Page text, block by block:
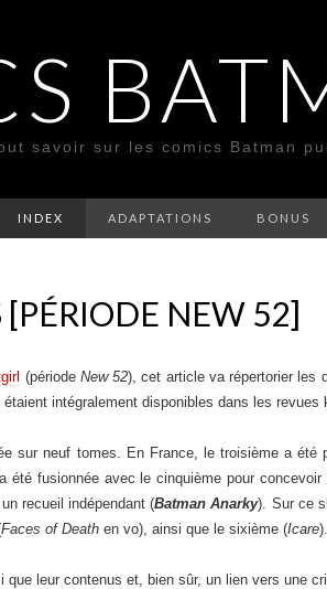
savoir sur les comics Batman
INDEX ADAPTATIONS BONUS
NEW 52]
(période New 52), cet article va répertorier les
intégralement disponibles dans les revues
sur neuf tomes. En France, le troisième a été
été fusionnée avec le cinquième pour
recueil indépendant (Batman Anarky). Sur ce
Faces of Death en vo), ainsi que le sixième (Icare).
que leur contenus et, bien sûr, un lien vers une